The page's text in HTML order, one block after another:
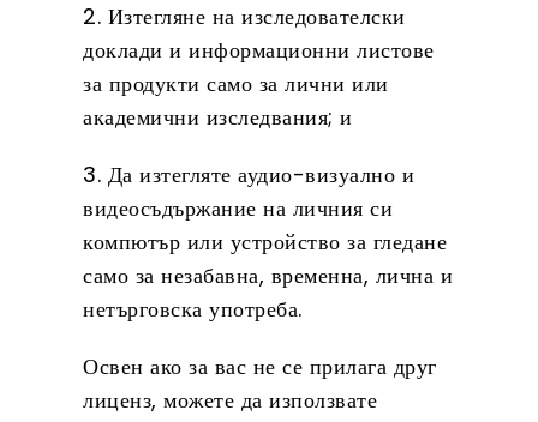
2. Изтегляне на изследователски
доклади и информационни листове
за продукти само за лични или
академични изследвания; и
3. Да изтегляте аудио-визуално и
видеосъдържание на личния си
компютър или устройство за гледане
само за незабавна, временна, лична и
нетърговска употреба.
Освен ако за вас не се прилага друг
лиценз, можете да използвате